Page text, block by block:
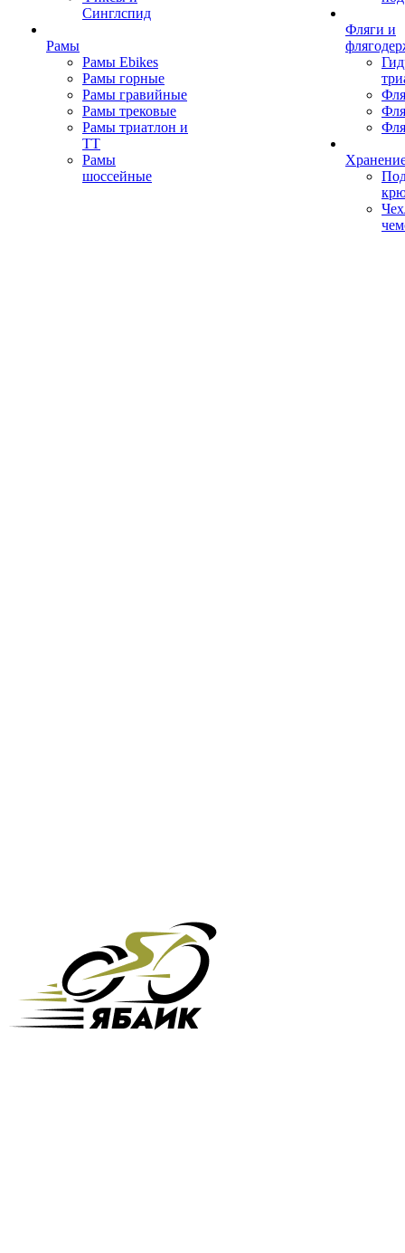
Синглспид
Рамы
Рамы Ebikes
Рамы горные
Рамы гравийные
Рамы трековые
Рамы триатлон и
ТТ
Рамы
шоссейные
Фляги и